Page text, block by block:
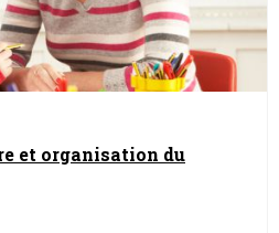
et organisation du